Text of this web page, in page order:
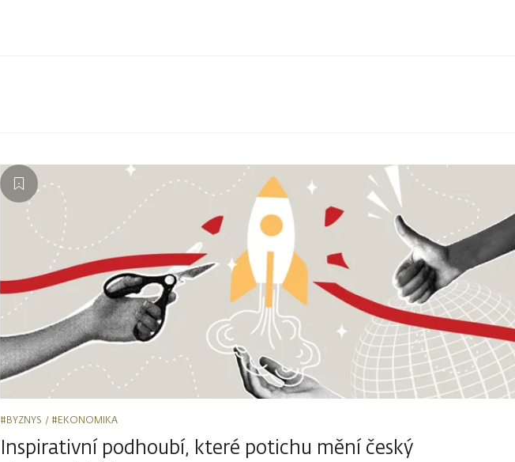
#BYZNYS #EKONOMIKA
Inspirativní podhoubí, které potichu mění český